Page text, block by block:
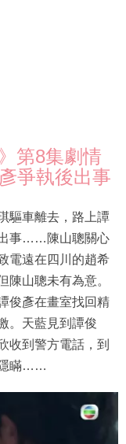
第8集劇情
爭執後出事
驅車離去，路上譚
事……陳山聰關心
電遠在四川的趙希
陳山聰未有為意。
俊彥在畫室找回精
。天藍見到譚俊
收到警方電話，到
隱瞞……